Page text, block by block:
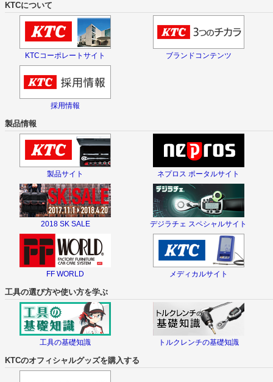
KTCについて
KTCコーポレートサイト ブランドコンテンツ
採用情報
製品情報
製品サイト ネプロス ポータルサイト
2018 SK SALE デジラチェ スペシャルサイト
FF WORLD メディカルサイト
工具の選び方や使い方を学ぶ
工具の基礎知識 トルクレンチの基礎知識
KTCのオフィシャルグッズを購入する